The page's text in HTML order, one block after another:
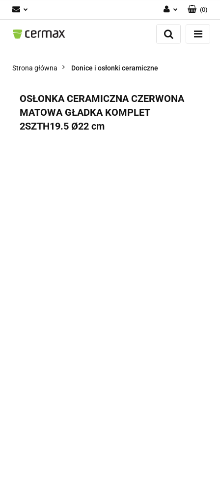
Zaloguj się
(0)
Strona główna Donice i osłonki ceramiczne
OSŁONKA CERAMICZNA CZERWONA
MATOWA GŁADKA KOMPLET
2SZTH19.5 Ø22 cm